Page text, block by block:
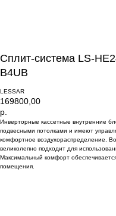
Сплит-система LS-
B4UB
LESSAR
169800,00
р.
Инверторные кассетные внутренние
подвесными потолками и имеют
комфортное воздухораспределение.
великолепно подходит для
Максимальный комфорт
помещения.